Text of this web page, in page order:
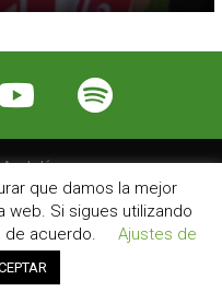
youtube spotify
Aviso Legal
que damos la mejor
web. Si sigues utilizando
de acuerdo.
Ajustes de